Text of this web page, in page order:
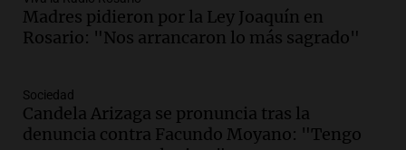
Audio.Historiador de la UBA celebró la
marcha atrás en la Ley de Tierras:
Amamos Argentina
Episodios
Audio.Ahyre estuvo en el Estudio
Madres pidieron por la Ley Joaquín en
Rosario: "Nos arrancaron lo más sagrado"
Sociedad
Candela Arizaga se pronuncia tras la
denuncia contra Facundo Moyano: "Tengo